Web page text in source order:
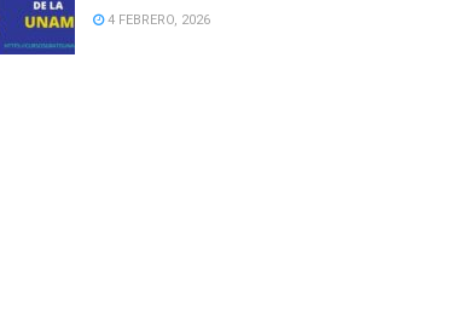
4 FEBRERO, 2026